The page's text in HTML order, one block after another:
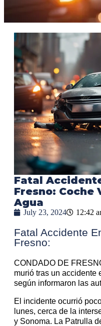
Fatal
Fresno: Coche
Agua
July 23, 2024 12:42
Fatal Accidente
Fresno:
CONDADO DE
murió tras un accidente
según informaron las
El incidente ocurrió
lunes, cerca de la
y Sonoma. La Patrulla